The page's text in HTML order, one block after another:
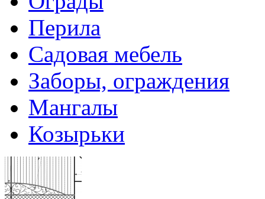
Перила
Садовая мебель
Заборы, ограждения
Мангалы
Козырьки